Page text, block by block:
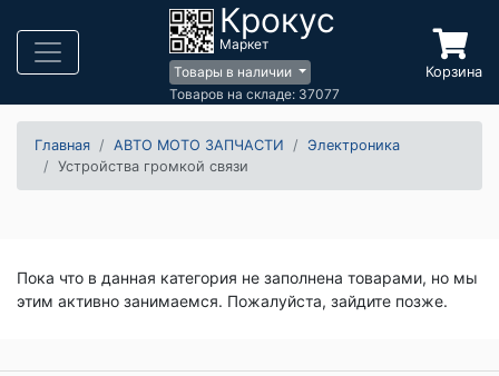
Крокус
Маркет
Товары в наличии
Товаров на складе: 37077
Корзина
Главная АВТО МОТО ЗАПЧАСТИ
Электроника
Устройства громкой связи
Пока что в данная категория не заполнена товарами, но мы
этим активно занимаемся. Пожалуйста, зайдите позже.